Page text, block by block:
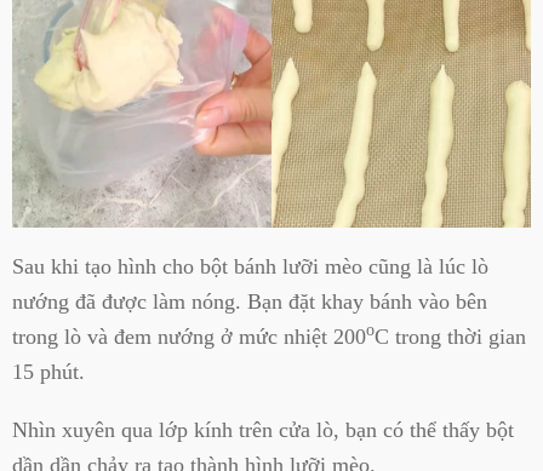
Sau khi tạo hình cho bột bánh lưỡi mèo cũng là lúc lò
nướng đã được làm nóng. Bạn đặt khay bánh vào bên
trong lò và đem nướng ở mức nhiệt 200oC trong thời gian
15 phút.
Nhìn xuyên qua lớp kính trên cửa lò, bạn có thể thấy bột
dần dần chảy ra tạo thành hình lưỡi mèo.